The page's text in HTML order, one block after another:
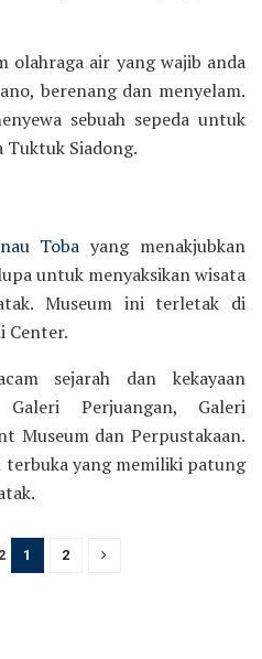
olahraga air yang wajib anda
berenang dan menyelam.
sebuah sepeda untuk
Tuktuk Siadong.
Toba yang menakjubkan
untuk menyaksikan wisata
Museum ini terletak di
Center.
sejarah dan kekayaan
Perjuangan, Galeri
Museum dan Perpustakaan.
terbuka yang memiliki patung
1 2